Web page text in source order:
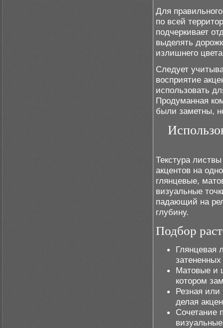
Для
по всей
подчеркивает
выделять
излишнего
Следует
восприятие
использовать
Продуманная
были заметны,
Текстура
акцентов на
глянцевые,
визуальные
падающий на
глубину.
Подбор
Глянцевая
затененных
Матовые и
котором
Резная или
делая
Сочетание